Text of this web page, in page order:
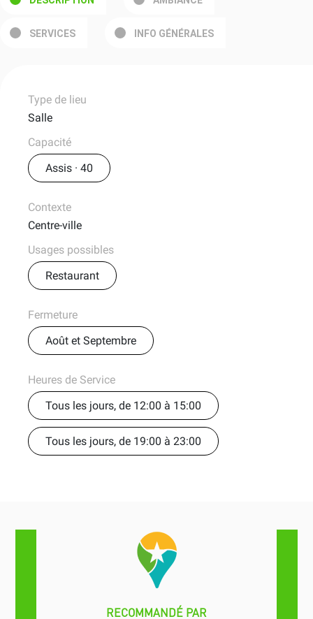
SERVICES INFO GÉNÉRALES
Type de lieu
Salle
Capacité
Assis · 40
Contexte
Centre-ville
Usages possibles
Restaurant
Fermeture
Août et Septembre
Heures de Service
Tous les jours, de 12:00 à 15:00
Tous les jours, de 19:00 à 23:00